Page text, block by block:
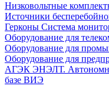
Низковольтные
Источники
Герконы Система
Оборудование для
Оборудование для
Оборудование для
АГЭК ЭНЭЛТ.
базе ВИЭ